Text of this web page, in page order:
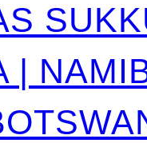
|